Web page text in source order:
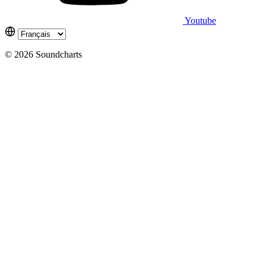
Youtube
© 2026 Soundcharts